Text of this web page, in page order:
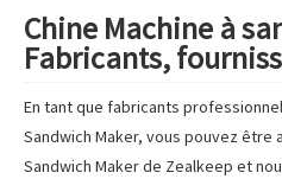
Chine Machine à
Fabricants,
En tant que fabricants
Sandwich Maker, vous pouvez être
Sandwich Maker de Zealkeep et